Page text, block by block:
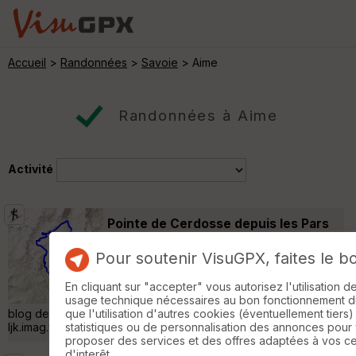
Accueil > Randonnées > Savoie > Aime
Randonnées à Aime
Activité
Pointe de Cerdosse depuis les Pars
1300 m
Au départ de Les Pars . photos là:
goo.gl/photos/C5PFVWjXWWDHxd2d7 le
blog de Steph: membres-
ljk.imag.fr/Stephane.Despreaux/w4sup/Ski/2015/1999.html »
Pour soutenir VisuGPX, faites le
En cliquant sur "accepter" vous autorisez l'utilisation
usage technique nécessaires au bon fonctionnement
que l'utilisation d'autres cookies (éventuellement
statistiques ou de personnalisation des annonces pour
proposer des services et des offres adaptées à vos